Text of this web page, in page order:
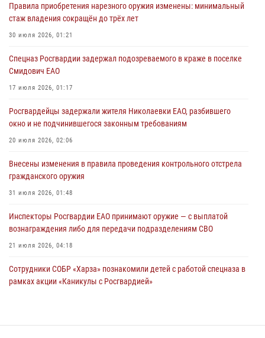
04 августа 2026, 06:23
Сотрудники Росгвардии напомнили жителям Еврейской автономии
03 августа 2026, 05:59
Директор Росгвардии Герой России генерал армии Виктор Золотов
праздником
01 августа 2026, 10:23
Российской Федерации
01 августа 2026, 10:21
Правила приобретения нарезного оружия изменены: минимальный
стаж владения сокращён до трёх лет
30 июля 2026, 01:21
Спецназ Росгвардии задержал подозреваемого в краже в поселке
Смидович ЕАО
17 июля 2026, 01:17
Росгвардейцы задержали жителя Николаевки ЕАО, разбившего
окно и не подчинившегося законным требованиям
20 июля 2026, 02:06
Внесены изменения в правила проведения контрольного отстрела
гражданского оружия
31 июля 2026, 01:48
Инспекторы Росгвардии ЕАО принимают оружие — с выплатой
вознаграждения либо для передачи подразделениям СВО
21 июля 2026, 04:18
Сотрудники СОБР «Харза» познакомили детей с работой спецназа в
рамках акции «Каникулы с Росгвардией»